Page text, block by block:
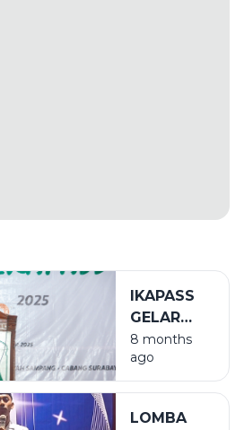
IKAPASS
GELAR
HARLAH
KE-42 DI
ALUN-
SURABAYA
8 months
ago
LOMBA